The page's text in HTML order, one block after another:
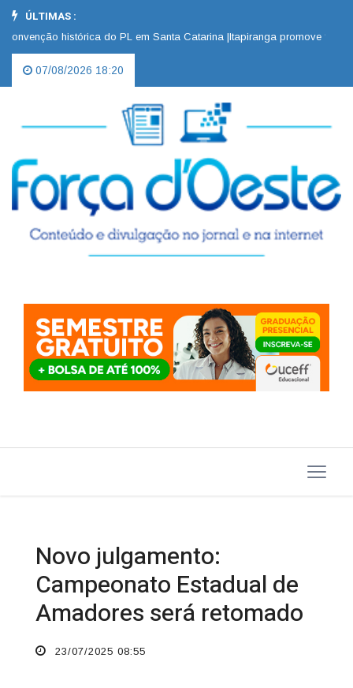
ÚLTIMAS :
histórica do PL em Santa Catarina |Itapiranga promove “Dia
07/08/2026 18:20
Novo julgamento:
Campeonato Estadual de
Amadores será retomado
23/07/2025 08:55